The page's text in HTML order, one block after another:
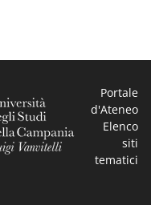
Portale
d'Ateneo
Elenco
siti
tematici